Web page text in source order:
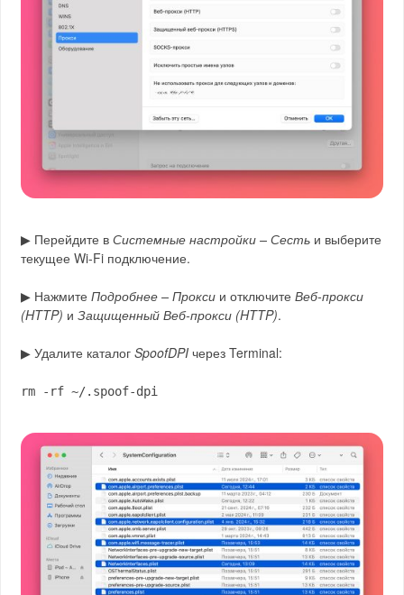
▶ Перейдите вСистемные настройки – Сесть и выберите
текущее Wi-Fi подключение.
▶ НажмитеПодробнее – Прокси и отключитеВеб-прокси
(HTTP) иЗащищенный Веб-прокси (HTTP).
▶ Удалите каталогSpoofDPI через Terminal:
rm -rf ~/.spoof-dpi